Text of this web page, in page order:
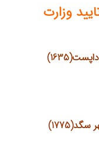
وزارت